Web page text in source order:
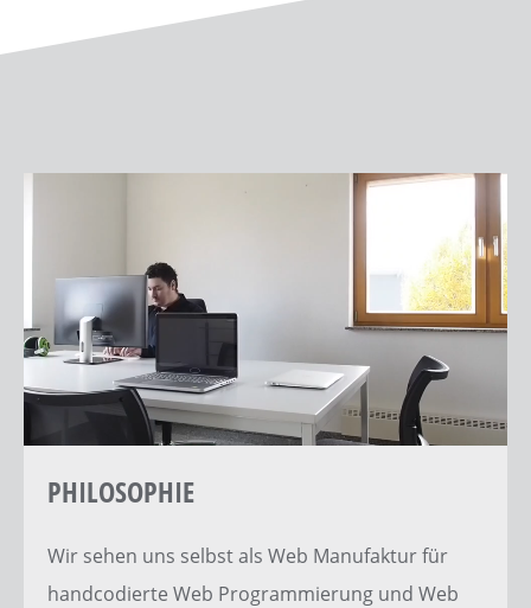
PHILOSOPHIE
Wir sehen uns selbst als Web Manufakturfür
handcodierte Web Programmierung und Web